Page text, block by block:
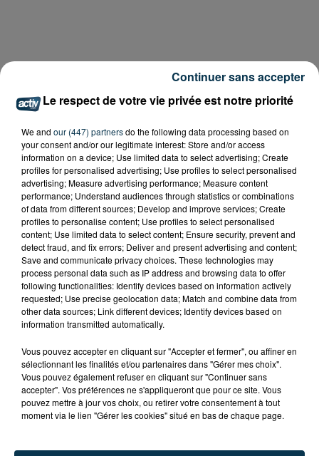
TITRES DIFFUSÉS
18h08
18h08 18h05
18h05
Le respect de votre vie privée est notre priorité
We and our (447) partnersdo the following data processing based on
your consent and/or our legitimate interest: Store and/or access
information on a device; Use limited data to select advertising; Create
profiles for personalised advertising; Use profiles to select personalised
advertising; Measure advertising performance; Measure content
performance; Understand audiences through statistics or combinations
of data from different sources; Develop and improve services; Create
profiles to personalise content; Use profiles to select personalised
content; Use limited data to select content; Ensure security, prevent and
detect fraud, and fix errors; Deliver and present advertising and content;
Save and communicate privacy choices. These technologies may
process personal data such as IP address and browsing data to offer
following functionalities: Identify devices based on information actively
requested; Use precise geolocation data; Match and combine data from
other data sources; Link different devices; Identify devices based on
information transmitted automatically.
Vous pouvez accepter en cliquant sur "Accepter et fermer", ou affiner en
sélectionnant les finalités et/ou partenaires dans "Gérer mes choix".
Vous pouvez également refuser en cliquant sur "Continuer sans
accepter". Vos préférences ne s'appliqueront que pour ce site. Vous
pouvez mettre à jour vos choix, ou retirer votre consentement à tout
moment via le lien "Gérer les cookies" situé en bas de chaque page.
Continuer sans accepter